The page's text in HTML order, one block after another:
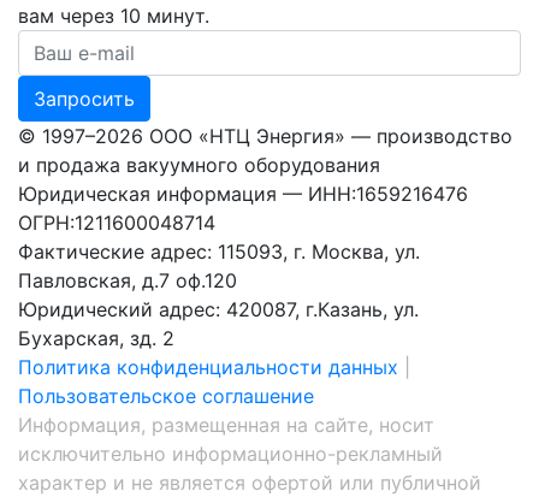
вам через 10 минут.
Ваш номер телефона
Запросить
© 1997–2026 ООО «НТЦ Энергия» — производство
и продажа вакуумного оборудования
Юридическая информация — ИНН:1659216476
ОГРН:1211600048714
Фактические адрес: 115093, г. Москва, ул.
Павловская, д.7 оф.120
Юридический адрес: 420087, г.Казань, ул.
Бухарская, зд. 2
Политика конфиденциальности данных
Пользовательское соглашение
Информация, размещенная на сайте, носит
исключительно информационно-рекламный
характер и не является офертой или публичной